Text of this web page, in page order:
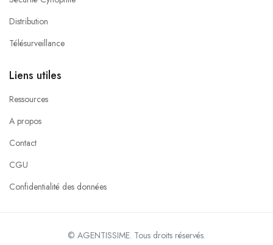
Distribution
Télésurveillance
Liens utiles
Ressources
A propos
Contact
CGU
Confidentialité des données
© AGENTISSIME. Tous droits réservés.